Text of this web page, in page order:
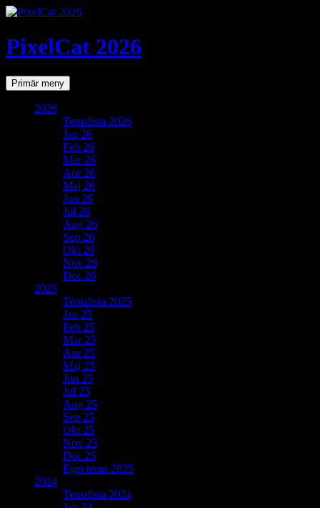
PixelCat 2026
SökPrimär meny Gå
till
2026
Temalista 2026
Jan 26
Feb 26
Mar 26
Apr 26
Maj 26
Jun 26
Jul 26
Aug 26
Sep 26
Okt 26
Nov 26
Dec 26
2025
Temalista 2025
Jan 25
Feb 25
Mar 25
Apr 25
Maj 25
Jun 25
Jul 25
Aug 25
Sep 25
Okt 25
Nov 25
Dec 25
Eget tema 2025
2024
Temalista 2024